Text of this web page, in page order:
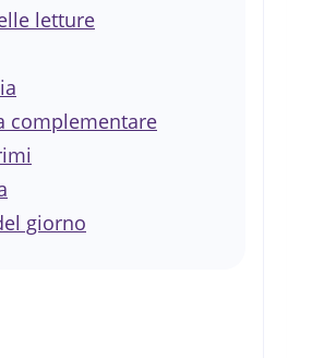
letture
complementare
giorno